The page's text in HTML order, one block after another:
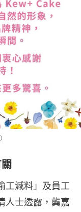
工減料」及員工
人士透露，龔嘉